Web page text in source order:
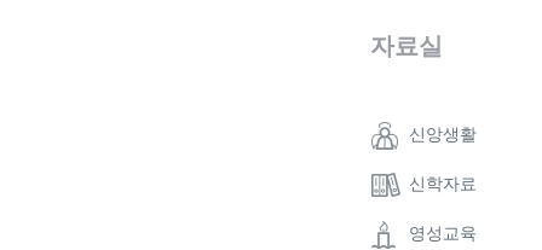
자료실
신앙생활
신학자료
영성교육